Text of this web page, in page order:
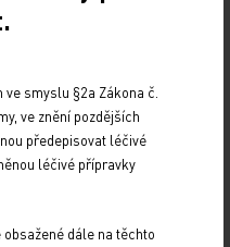
krok k zajištění
smyslu §2a Zákona č.
ve znění pozdějších
předepisovat léčivé
léčivé přípravky
dále na těchto